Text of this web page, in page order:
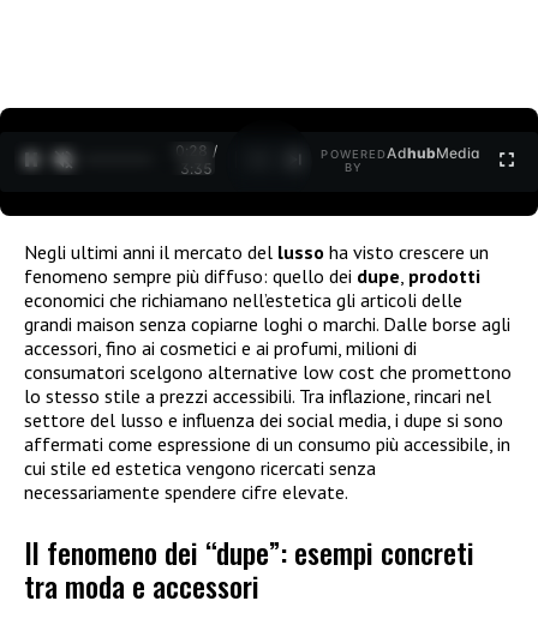
0:30 /
3:35
POWERED
BY
AdhubMedia
Negli ultimi anni il mercato del lusso ha visto crescere un
fenomeno sempre più diffuso: quello dei dupe prodotti
economici che richiamano nell’estetica gli articoli delle
grandi maison senza copiarne loghi o marchi. Dalle borse agli
accessori, fino ai cosmetici e ai profumi, milioni di
consumatori scelgono alternative low cost che promettono
lo stesso stile a prezzi accessibili. Tra inflazione, rincari nel
settore del lusso e influenza dei social media, i dupe si sono
affermati come espressione di un consumo più accessibile, in
cui stile ed estetica vengono ricercati senza
necessariamente spendere cifre elevate.
Il fenomeno dei “dupe”: esempi concreti
tra moda e accessori